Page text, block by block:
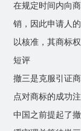
在规定时间内向
销，因此申请人
以核准，其商标
短评
撤三是克服引证
点对商标的成功
中国之前提起了